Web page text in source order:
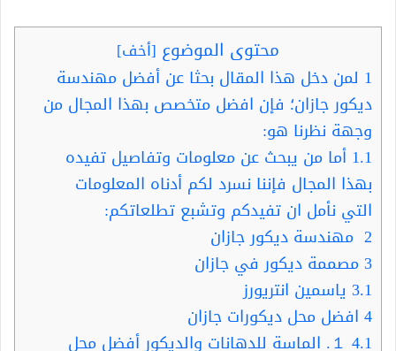
محتوى الموضوع [أخف]
1 لمن دخل هذا المقال بحثا عن أفضل مهندسة
ديكور جازان؛ فإن افضل متخصص بهذا المجال من
وجهة نظرنا هو:
1.1 أما من يبحث عن معلومات وتفاصيل تفيده
بهذا المجال فإننا نسرد لكم أدناه المعلومات
التي نأمل ان تفيدكم وتشبع تطلعاتكم:
2 مهندسة ديكور جازان
3مصممة ديكور في جازان
3.1 ياسمين انتريورز
4 افضل محل ديكورات جازان
4.1
１. الماسة للدهانات والديكور أفضل محل